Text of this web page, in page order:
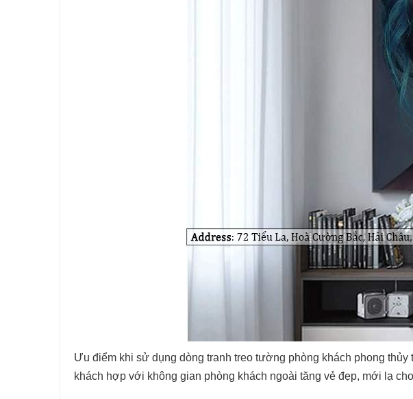
Ưu điểm khi sử dụng dòng tranh treo tường phòng khách phong
khách hợp với không gian phòng khách ngoài tăng vẻ đẹp, mới lạ